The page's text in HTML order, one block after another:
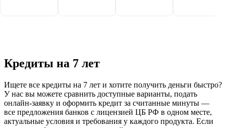
Кредиты на 7 лет
Ищете все кредиты на 7 лет и хотите получить деньги быстро?
У нас вы можете сравнить доступные варианты, подать
онлайн‑заявку и оформить кредит за считанные минуты —
все предложения банков с лицензией ЦБ РФ в одном месте,
актуальные условия и требования у каждого продукта. Если